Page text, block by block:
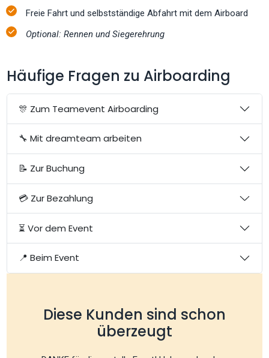
Freie Fahrt und selbstständige Abfahrt mit dem Airboard
Optional: Rennen und Siegerehrung
Häufige Fragen zu Airboarding
🎊 Zum Teamevent Airboarding
🔧 Mit dreamteam arbeiten
📝 Zur Buchung
💳 Zur Bezahlung
⏳ Vor dem Event
📍 Beim Event
Diese Kunden sind schon
überzeugt